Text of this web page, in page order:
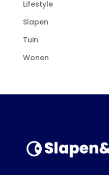
Lifestyle
Slapen
Tuin
Wonen